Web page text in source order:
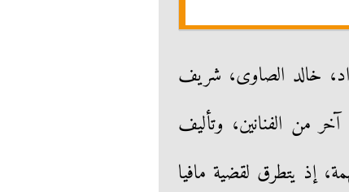
خالد الصاوى، شريف
من الفنانين، وتأليف
إذ يتطرق لقضية مافيا